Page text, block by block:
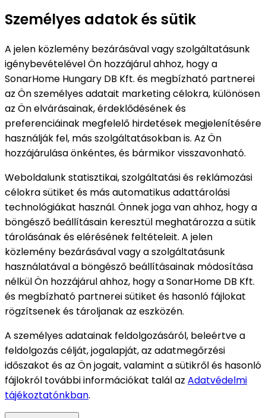
Személyes adatok és sütik
A jelen közlemény bezárásával vagy szolgáltatásunk
igénybevételével Ön hozzájárul ahhoz, hogy a
SonarHome Hungary DB Kft. és megbízható partnerei
az Ön személyes adatait marketing célokra, különösen
az Ön elvárásainak, érdeklődésének és
preferenciáinak megfelelő hirdetések megjelenítésére
használják fel, más szolgáltatásokban is. Az Ön
hozzájárulása önkéntes, és bármikor visszavonható.
Weboldalunk statisztikai, szolgáltatási és reklámozási
célokra sütiket és más automatikus adattárolási
technológiákat használ. Önnek joga van ahhoz, hogy a
böngésző beállításain keresztül meghatározza a sütik
tárolásának és elérésének feltételeit. A jelen
közlemény bezárásával vagy a szolgáltatásunk
használatával a böngésző beállításainak módosítása
nélkül Ön hozzájárul ahhoz, hogy a SonarHome DB Kft.
és megbízható partnerei sütiket és hasonló fájlokat
rögzítsenek és tároljanak az eszközén.
A személyes adatainak feldolgozásáról, beleértve a
feldolgozás célját, jogalapját, az adatmegőrzési
időszakot és az Ön jogait, valamint a sütikről és hasonló
fájlokról további információkat talál az Adatvédelmi
tájékoztatónkban.